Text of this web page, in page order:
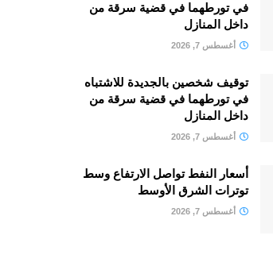
في تورطهما في قضية سرقة من
داخل المنازل
أغسطس 7, 2026
توقيف شخصين بالجديدة للاشتباه
في تورطهما في قضية سرقة من
داخل المنازل
أغسطس 7, 2026
أسعار النفط تواصل الارتفاع وسط
توترات الشرق الأوسط
أغسطس 7, 2026